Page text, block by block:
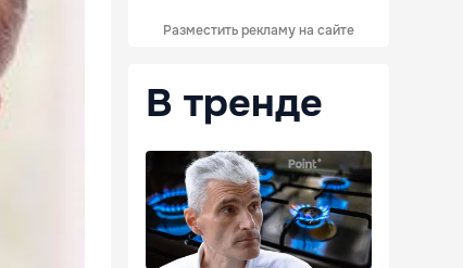
Разместить рекламу на сайте
В тренде